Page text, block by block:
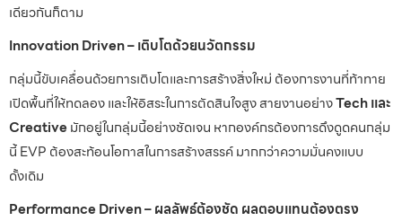
เดียวกันก็ตาม
Innovation Driven – เติบโตด้วยนวัตกรรม
กลุ่มนี้ขับเคลื่อนด้วยการเติบโตและการสร้างสิ่งใหม่ ต้องการงานที่ท้าทาย
เปิดพื้นที่ให้ทดลอง และให้อิสระในการตัดสินใจสูง สายงานอย่างTech และ
Creative มักอยู่ในกลุ่มนี้อย่างชัดเจน หากองค์กรต้องการดึงดูดคนกลุ่ม
นี้ EVP ต้องสะท้อนโอกาสในการสร้างสรรค์ มากกว่าความมั่นคงแบบ
ดั้งเดิม
Performance Driven – ผลลัพธ์ต้องชัด ผลตอบแทนต้องตรง